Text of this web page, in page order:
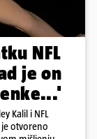
NFL
je on
Kalil i NFL
je otvoreno